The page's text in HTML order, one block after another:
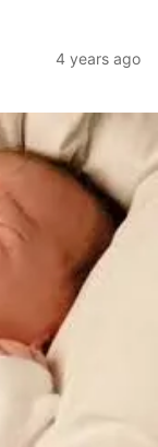
4 years ago